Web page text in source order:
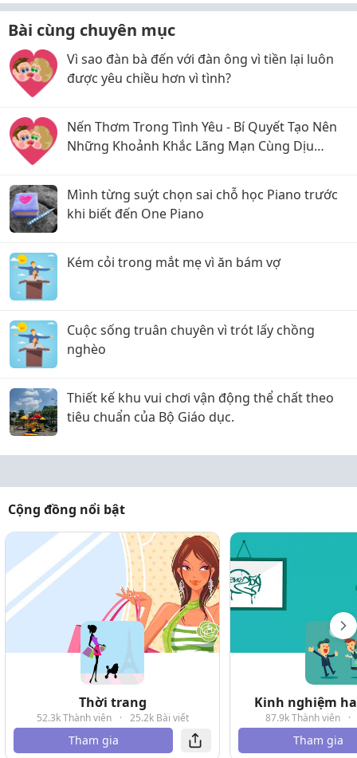
Bài cùng chuyên mục
Vì sao đàn bà đến với đàn ông vì tiền lại luôn
được yêu chiều hơn vì tình?
Nến Thơm Trong Tình Yêu - Bí Quyết Tạo Nên
Những Khoảnh Khắc Lãng Mạn Cùng Dịu
Mình từng suýt chọn sai chỗ học Piano trước
khi biết đến One Piano
Kém cỏi trong mắt mẹ vì ăn bám vợ
Cuộc sống truân chuyên vì trót lấy chồng
nghèo
Thiết kế khu vui chơi vận động thể chất theo
tiêu chuẩn của Bộ Giáo dục.
Cộng đồng nổi bật
Thời trang
52.3k Thành viên · 25.2k Bài viết
Tham gia
Kinh nghiệm
87.9k Thành viên ·
Tham gia